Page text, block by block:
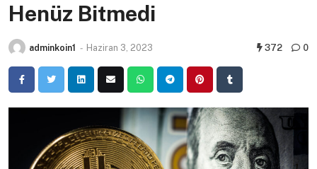
Henüz Bitmedi
adminkoin1 - Haziran 3, 2023 372 0